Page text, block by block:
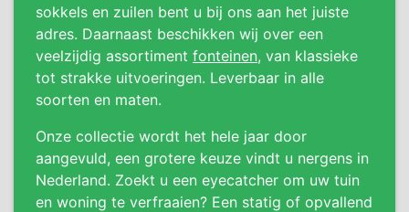
sokkels en zuilen bent u bij ons aan het juiste
adres. Daarnaast beschikken wij over een
veelzijdig assortiment fonteinen, van klassieke
tot strakke uitvoeringen. Leverbaar in alle
soorten en maten.
Onze collectie wordt het hele jaar door
aangevuld, een grotere keuze vindt u nergens in
Nederland. Zoekt u een eyecatcher om uw tuin
en woning te verfraaien? Een statig of opvallend